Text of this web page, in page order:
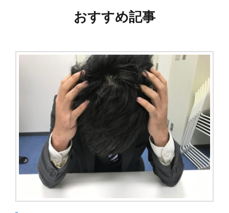
おすすめ記事